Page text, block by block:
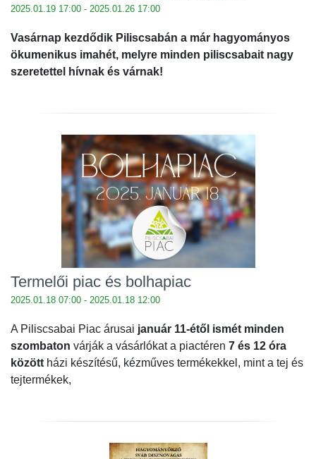
2025.01.19 17:00 - 2025.01.26 17:00
Vasárnap kezdődik Piliscsabán a már hagyományos
ökumenikus imahét, melyre minden piliscsabait nagy
szeretettel hívnak és várnak!
Termelői piac és bolhapiac
2025.01.18 07:00 - 2025.01.18 12:00
A Piliscsabai Piac árusai január 11-étől ismét minden
szombaton várják a vásárlókat a piactéren 7 és 12 óra
között házi készítésű, kézműves termékekkel, mint a tej és
tejtermékek,